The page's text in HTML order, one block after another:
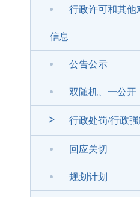
行政许可和其他
信息
公告公示
双随机、一公开
> 行政处罚/行政强
回应关切
规划计划